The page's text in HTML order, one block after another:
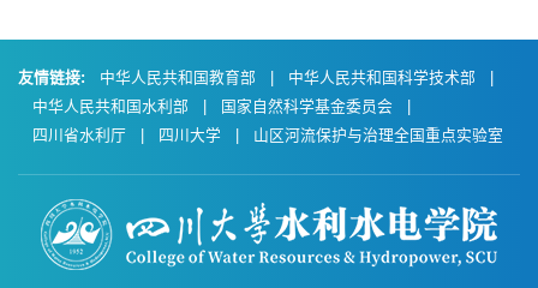
友情链接: 中华人民共和国教育部 中华人民共和国科学技术部
中华人民共和国水利部
国家自然科学基金委员会
四川省水利厅
四川大学 山区河流保护与治理全国重点实验室